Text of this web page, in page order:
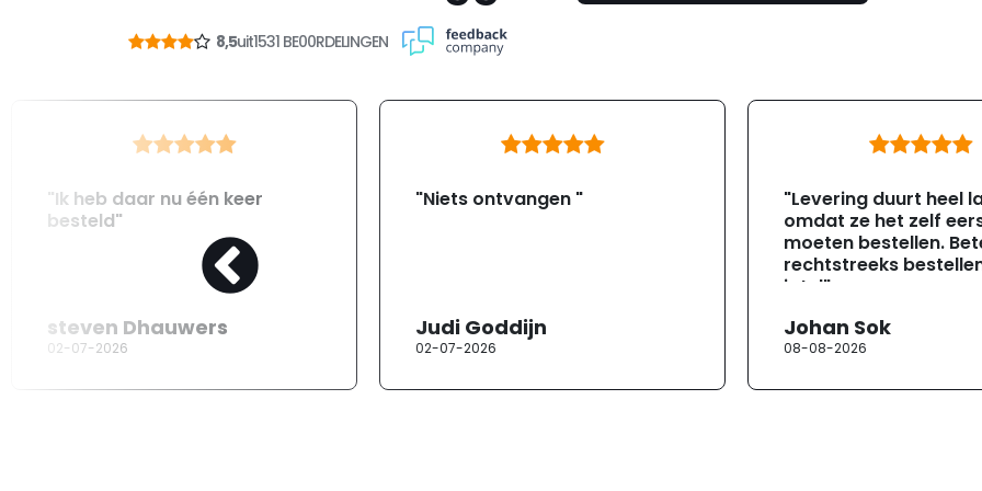
8,5uit1531 BE00RDELINGEN
"Ik heb daar nu één keer
besteld"
steven Dhauwers
02-07-2026
"Niets ontvangen "
Judi Goddijn
02-07-2026
"Levering duurt heel
omdat ze het zelf
moeten bestellen.
rechtstreeks
jotul"
Johan Sok
08-08-2026